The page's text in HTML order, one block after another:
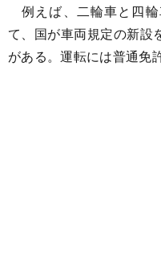
例えば、二輪車と四
て、国が車両規定の新設
がある。運転には普通免